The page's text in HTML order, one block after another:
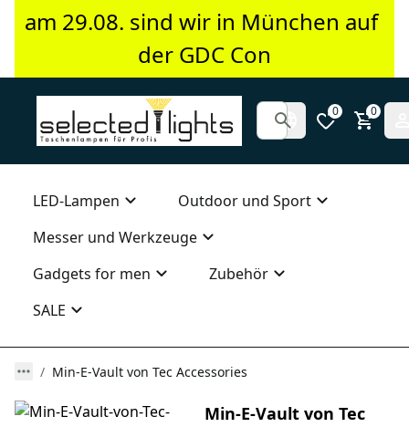
am 29.08. sind wir in München auf
der GDC Con
0 0
LED-Lampen
Outdoor und Sport
Messer und Werkzeuge
Gadgets for men
Zubehör
SALE
Min-E-Vault von Tec Accessories
Min-E-Vault von Tec